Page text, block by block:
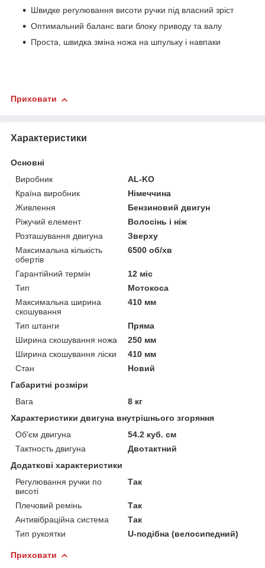
Швидке регулювання висоти ручки під власний зріст
Оптимальний баланс ваги блоку приводу та валу
Проста, швидка зміна ножа на шпульку і навпаки
Приховати
Характеристики
Основні
Виробник
AL-KO
Країна виробник
Німеччина
Живлення
Бензиновий двигун
Ріжучий елемент
Волосінь і ніж
Розташування двигуна
Зверху
Максимальна кількість
обертів
6500 об/хв
Гарантійний термін
12 міс
Тип
Мотокоса
Максимальна ширина
скошування
410 мм
Тип штанги
Пряма
Ширина скошування ножа
250 мм
Ширина скошування ліски
410 мм
Стан
Новий
Габаритні розміри
Вага
8 кг
Характеристики двигуна внутрішнього згоряння
Об'єм двигуна
54.2 куб. см
Тактность двигуна
Двотактний
Додаткові характеристики
Регулювання ручки по
висоті
Так
Плечовий ремінь
Так
Антивібраційна система
Так
Тип рукоятки
U-подібна (велосипедний)
Приховати